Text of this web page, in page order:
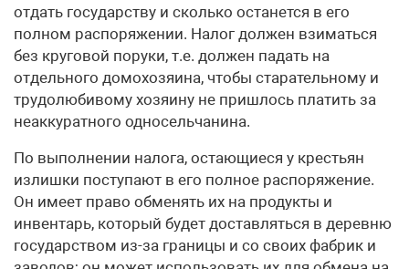
отдать государству и сколько останется в его
полном распоряжении. Налог должен взиматься
без круговой поруки, т.е. должен падать на
отдельного домохозяина, чтобы старательному и
трудолюбивому хозяину не пришлось платить за
неаккуратного односельчанина.
По выполнении налога, остающиеся у крестьян
излишки поступают в его полное распоряжение.
Он имеет право обменять их на продукты и
инвентарь, который будет доставляться в деревню
государством из-за границы и со своих фабрик и